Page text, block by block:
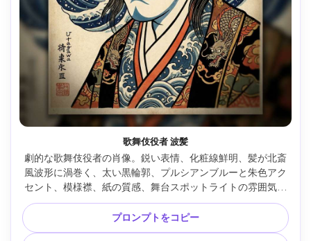
歌舞伎役者 波髪
劇的な歌舞伎役者の肖像。鋭い表情、化粧線鮮明、髪が北斎
風波形に渦巻く、太い黒輪郭、プルシアンブルーと朱色アク
セント、模様襟、紙の質感、舞台スポットライトの雰囲気、
江戸版画スタイル、85mmレンズ、浅い被写界深度 --ar 4:5
プロンプトをコピー